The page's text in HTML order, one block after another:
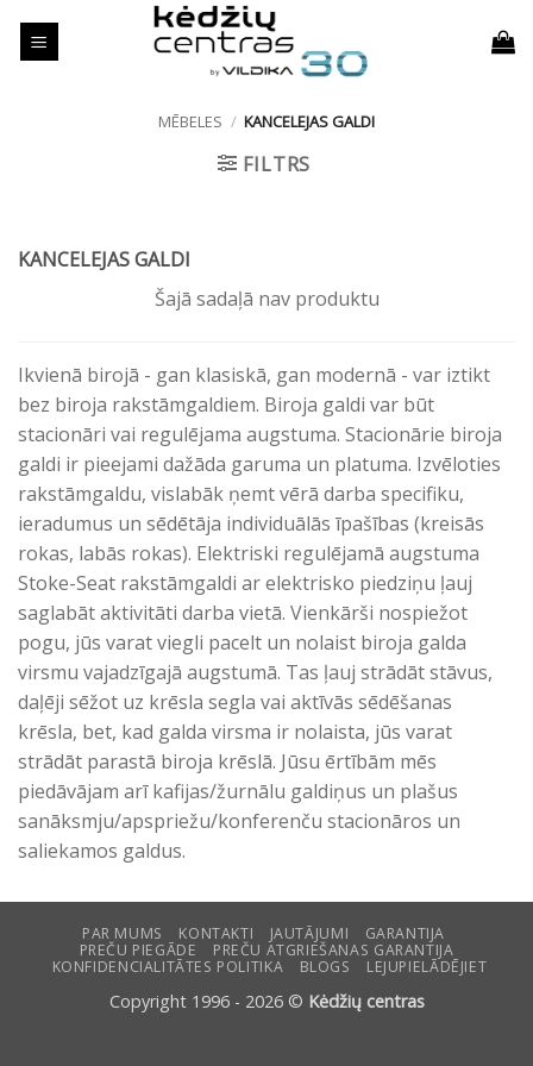
MĒBELES / KANCELEJAS GALDI
FILTRS
KANCELEJAS GALDI
Šajā sadaļā nav produktu
Ikvienā birojā - gan klasiskā, gan modernā - var iztikt
bez biroja rakstāmgaldiem. Biroja galdi var būt
stacionāri vai regulējama augstuma. Stacionārie biroja
galdi ir pieejami dažāda garuma un platuma. Izvēloties
rakstāmgaldu, vislabāk ņemt vērā darba specifiku,
ieradumus un sēdētāja individuālās īpašības (kreisās
rokas, labās rokas). Elektriski regulējamā augstuma
Stoke-Seat rakstāmgaldi ar elektrisko piedziņu ļauj
saglabāt aktivitāti darba vietā. Vienkārši nospiežot
pogu, jūs varat viegli pacelt un nolaist biroja galda
virsmu vajadzīgajā augstumā. Tas ļauj strādāt stāvus,
daļēji sēžot uz krēsla segla vai aktīvās sēdēšanas
krēsla, bet, kad galda virsma ir nolaista, jūs varat
strādāt parastā biroja krēslā. Jūsu ērtībām mēs
piedāvājam arī kafijas/žurnālu galdiņus un plašus
sanāksmju/apspriežu/konferenču stacionāros un
saliekamos galdus.
PAR MUMS KONTAKTI JAUTĀJUMI
GARANTIJA
PREČU PIEGĀDE
PREČU ATGRIEŠANAS GARANTIJA
KONFIDENCIALITĀTES POLITIKA
BLOGS LEJUPIELĀDĒJIET
Copyright 1996 - 2026 © Kėdžių centras